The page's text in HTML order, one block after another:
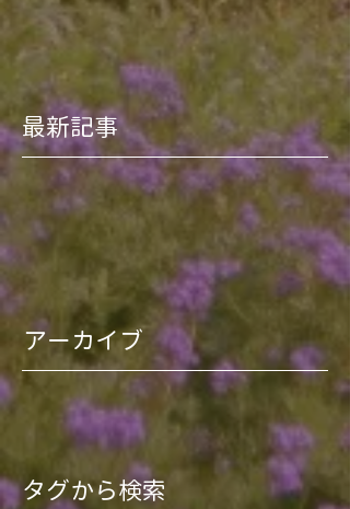
最新記事
アーカイブ
タグから検索